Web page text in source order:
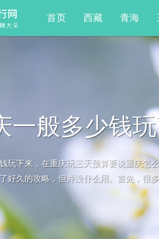
首页 西藏 青海
一般多少钱
玩下来，在重庆玩三天预算要说重庆怎
好久的攻略，但并没什么用。首先，很